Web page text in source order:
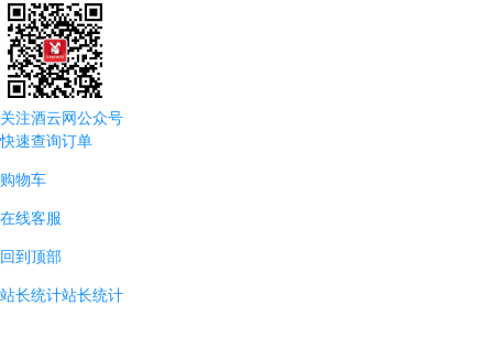
关注酒云网公众号
快速查询订单
购物车
在线客服
回到顶部
站长统计站长统计